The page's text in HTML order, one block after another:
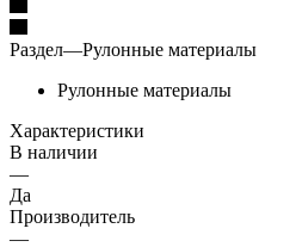
Раздел—Рулонные материалы
Рулонные материалы
Характеристики
В наличии
—
Да
Производитель
—